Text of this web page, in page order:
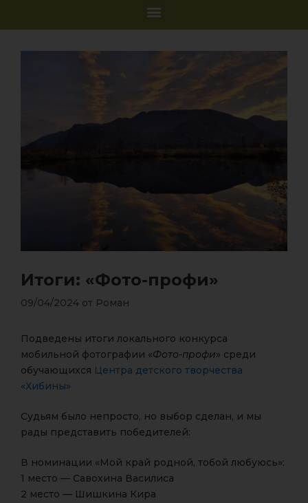
Итоги: «Фото-профи»
09/04/2024 от Роман
Подведены итоги локального конкурса
мобильной фотографии «Фото-профи» среди
обучающихся Центра детского творчества
«Хибины»
Судьям было непросто, но выбор сделан, и мы
рады представить победителей:
В номинации «Мой край родной, тобой любуюсь»:
1 место — Савохина Василиса
2 место — Шишкина Кира